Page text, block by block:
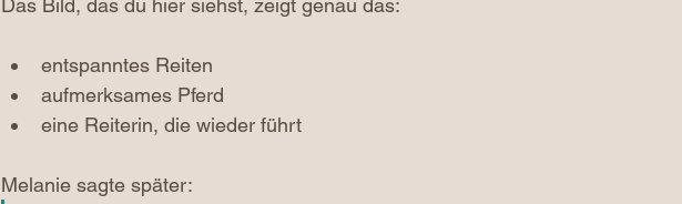
Das Bild, das du hier siehst, zeigt genau das:
entspanntes Reiten
aufmerksames Pferd
eine Reiterin, die wieder führt
Melanie sagte später: